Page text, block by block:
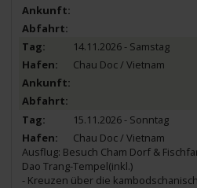
14.11.2026 - Samstag
Chau Doc / Vietnam
15.11.2026 - Sonntag
Chau Doc / Vietnam
Ausflug: Besuch Cham Dorf &
Dao Trang-Tempel(inkl.)
- Kreuzen über die